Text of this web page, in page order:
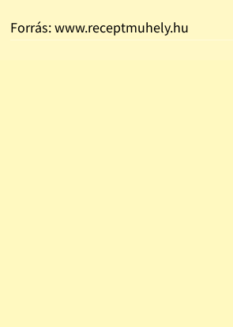
Forrás: www.receptmuhely.hu